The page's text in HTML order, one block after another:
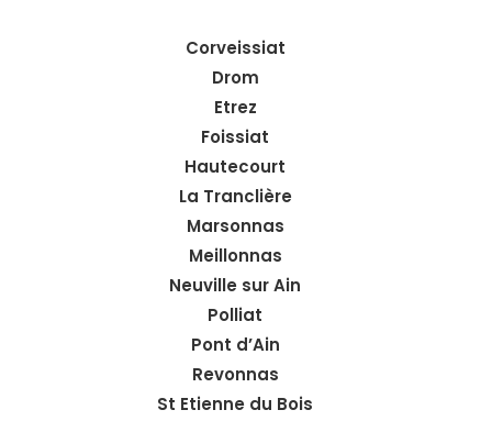
Corveissiat
Drom
Etrez
Foissiat
Hautecourt
La Tranclière
Marsonnas
Meillonnas
Neuville sur Ain
Polliat
Pont d’Ain
Revonnas
St Etienne du Bois